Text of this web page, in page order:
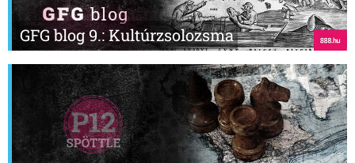
GFG blog 9.: Kultúrzsolozsma